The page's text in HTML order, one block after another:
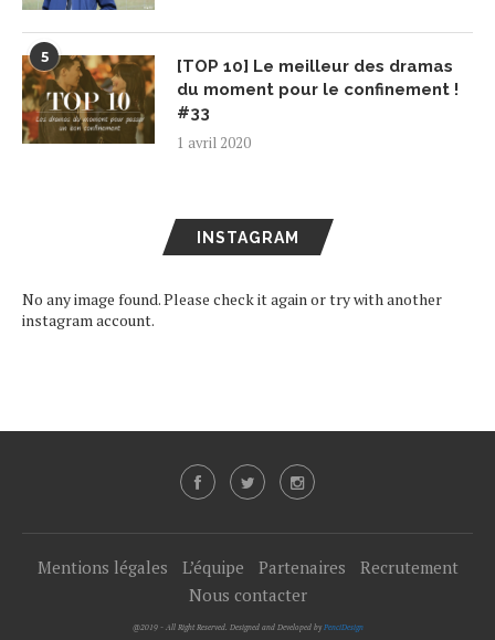
5
[TOP 10] Le meilleur des dramas
du moment pour le confinement !
#33
1 avril 2020
INSTAGRAM
No any image found. Please check it again or try with another
instagram account.
Mentions légales L’équipe Partenaires
Recrutement
Nous contacter
@2019 - All Right Reserved. Designed and Developed by PenciDesign